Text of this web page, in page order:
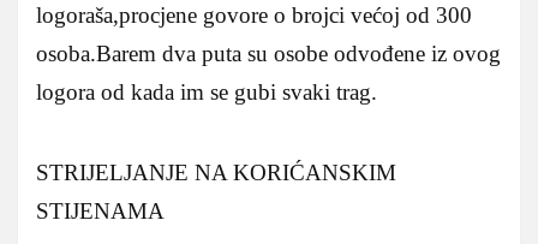
logoraša,procjene govore o brojci većoj od 300
osoba.Barem dva puta su osobe odvođene iz ovog
logora od kada im se gubi svaki trag.
STRIJELJANJE NA KORIĆANSKIM
STIJENAMA